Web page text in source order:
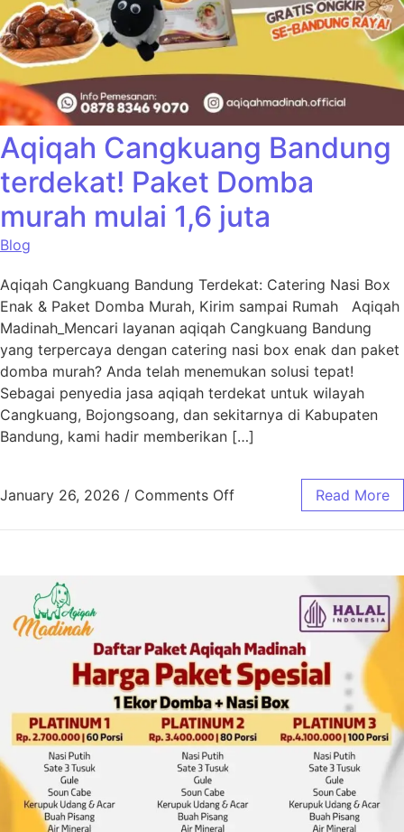
Aqiqah Cangkuang Bandung
terdekat! Paket Domba
murah mulai 1,6 juta
Blog
Aqiqah Cangkuang Bandung Terdekat: Catering Nasi Box
Enak & Paket Domba Murah, Kirim sampai Rumah Aqiqah
Madinah_Mencari layanan aqiqah Cangkuang Bandung
yang terpercaya dengan catering nasi box enak dan paket
domba murah? Anda telah menemukan solusi tepat!
Sebagai penyedia jasa aqiqah terdekat untuk wilayah
Cangkuang, Bojongsoang, dan sekitarnya di Kabupaten
Bandung, kami hadir memberikan […]
January 26, 2026 / Comments Off Read More